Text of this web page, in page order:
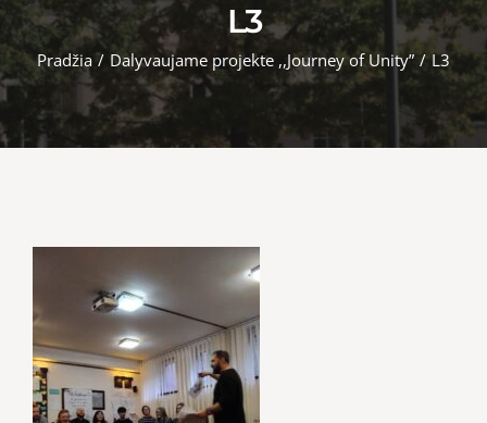
L3
Pradžia / Dalyvaujame projekte ,,Journey of Unity” / L3